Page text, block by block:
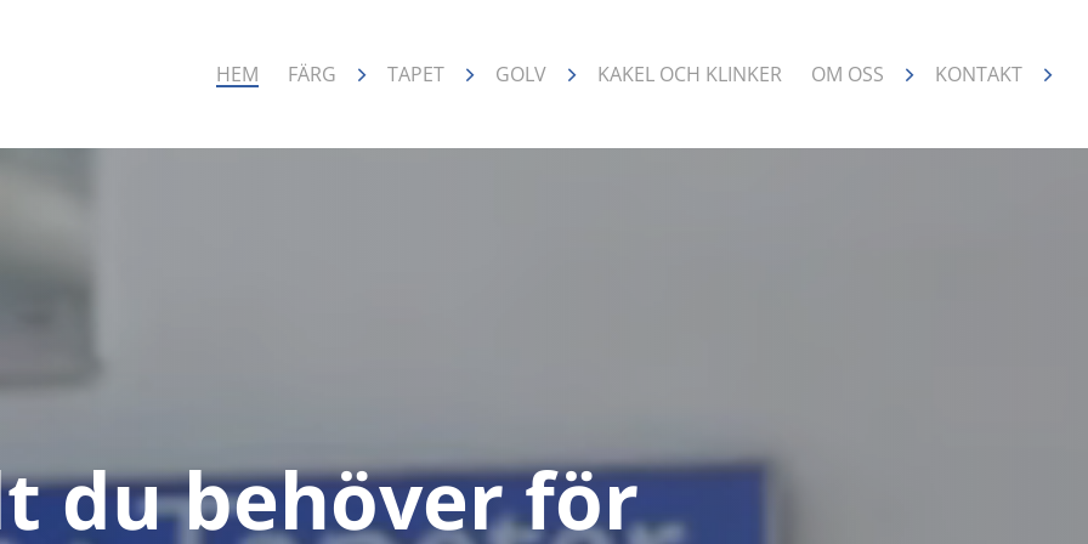
HEM FÄRG TAPET GOLV KAKEL OCH KLINKER OM OSS KONTAKT
du behöver för